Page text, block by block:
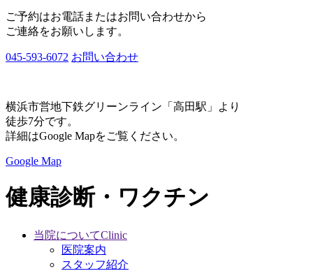
ご予約はお電話またはお問い合わせから
ご連絡をお願いします。
045-593-6072 お問い合わせ
横浜市営地下鉄グリーンライン「高田駅」より
徒歩7分です。
詳細はGoogle Mapをご覧ください。
Google Map
健康診断・ワクチン
当院についてClinic
医院案内
スタッフ紹介